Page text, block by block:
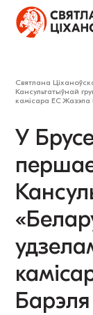
Святлана
Кансультатыўнай
камісара ЕС Жазэпа
У
Барэля